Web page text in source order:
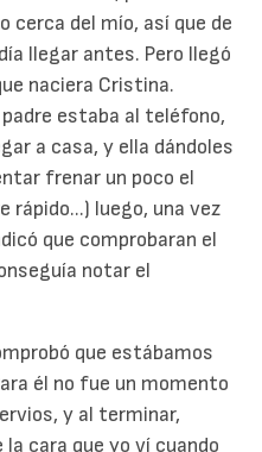
cerca del mío, así que de
llegar antes. Pero llegó
naciera Cristina.
estaba al teléfono,
a casa, y ella dándoles
frenar un poco el
rápido...) luego, una vez
que comprobaran el
notar el
que estábamos
él no fue un momento
y al terminar,
cara que yo ví cuando